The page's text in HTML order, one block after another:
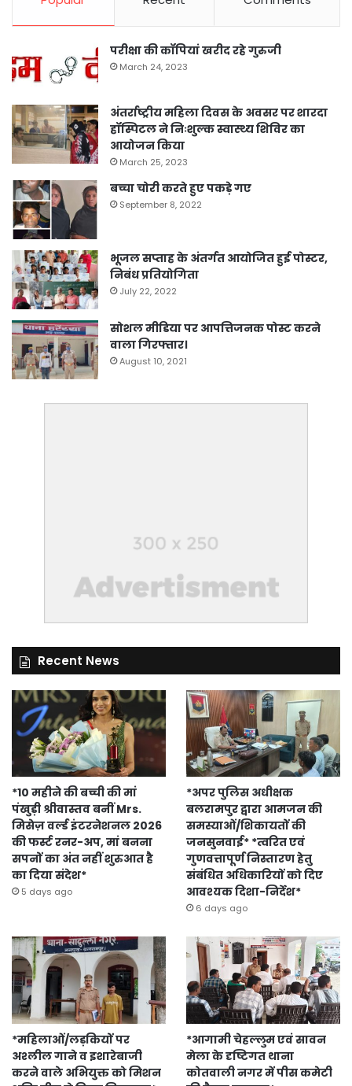
परीक्षा की कॉपियां खरीद रहे गुरुजी
March 24, 2023
अंतर्राष्ट्रीय महिला दिवस के अवसर पर शारदा
हॉस्पिटल ने निःशुल्क स्वास्थ्य शिविर का
आयोजन किया
March 25, 2023
बच्चा चोरी करते हुए पकड़े गए
September 8, 2022
भूजल सप्ताह के अंतर्गत आयोजित हुई पोस्टर,
निबंध प्रतियोगिता
July 22, 2022
सोशल मीडिया पर आपत्तिजनक पोस्ट करने
वाला गिरफ्तार।
August 10, 2021
Recent News
*10 महीने की बच्ची की मां
पंखुड़ी श्रीवास्तव बनीं Mrs.
मिसेज़ वर्ल्ड इंटरनेशनल 2026
की फर्स्ट रनर-अप, मां बनना
सपनों का अंत नहीं शुरुआत है
का दिया संदेश*
5 days ago
*अपर पुलिस अधीक्षक
बलरामपुर द्वारा आमजन की
समस्याओं/शिकायतों की
जनसुनवाई* *त्वरित एवं
गुणवत्तापूर्ण निस्तारण हेतु
संबंधित अधिकारियों को दिए
आवश्यक दिशा-निर्देश*
6 days ago
*महिलाओं/लड़कियों पर
अश्लील गाने व इशारेबाजी
करने वाले अभियुक्त को मिशन
*आगामी चेहल्लुम एवं सावन
मेला के दृष्टिगत थाना
कोतवाली नगर में पीस कमेटी